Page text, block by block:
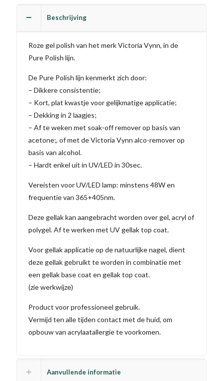
Beschrijving
Roze gel polish van het merk Victoria Vynn, in de
Pure Polish lijn.
De Pure Polish lijn kenmerkt zich door:
– Dikkere consistentie;
– Kort, plat kwastje voor gelijkmatige applicatie;
– Dekking in 2 laagjes;
– Af te weken met soak-off remover op basis van
acetone;, of met de Victoria Vynn alco-remover op
basis van alcohol.
– Hardt enkel uit in UV/LED in 30sec.
Vereisten voor UV/LED lamp: minstens 48W en
frequentie van 365+405nm.
Deze gellak kan aangebracht worden over gel, acryl of
polygel. Af te werken met UV gellak top coat.
Voor gellak applicatie op de natuurlijke nagel, dient
deze gellak gebruikt te worden in combinatie met
een gellak base coat en gellak top coat.
(zie werkwijze)
Product voor professioneel gebruik.
Vermijd ten alle tijden contact met de huid, om
opbouw van acrylaatallergie te voorkomen.
Aanvullende informatie